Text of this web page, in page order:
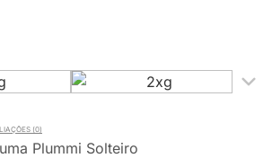
Plummi Solteiro
(0)